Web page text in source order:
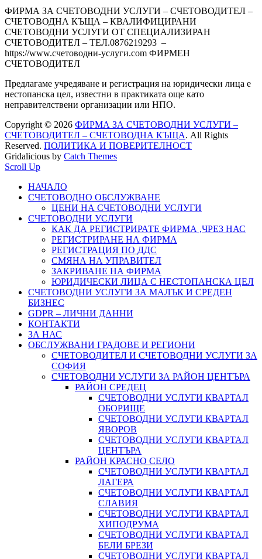
ФИРМА ЗА СЧЕТОВОДНИ УСЛУГИ – СЧЕТОВОДИТЕЛ –
СЧЕТОВОДНА КЪЩА – КВАЛИФИЦИРАНИ
СЧЕТОВОДНИ УСЛУГИ ОТ СПЕЦИАЛИЗИРАН
СЧЕТОВОДИТЕЛ – ТЕЛ.0876219293 –
https://www.счетоводни-услуги.com ФИРМЕН
СЧЕТОВОДИТЕЛ
Предлагаме учредяване и регистрация на юридически лица е
нестопанска цел, известни в практиката още като
неправителствени организации или НПО.
Copyright © 2026 ФИРМА ЗА СЧЕТОВОДНИ УСЛУГИ –
СЧЕТОВОДИТЕЛ – СЧЕТОВОДНА КЪЩА. All Rights
Reserved. ПОЛИТИКА И ПОВЕРИТЕЛНОСТ
Gridalicious by Catch Themes
Scroll Up
НАЧАЛО
СЧЕТОВОДНО ОБСЛУЖВАНЕ
ЦЕНИ НА СЧЕТОВОДНИ УСЛУГИ
СЧЕТОВОДНИ УСЛУГИ
КАК ДА РЕГИСТРИРАТЕ ФИРМА ,ЧРЕЗ НАС
РЕГИСТРИРАНЕ НА ФИРМА
РЕГИСТРАЦИЯ ПО ДДС
СМЯНА НА УПРАВИТЕЛ
ЗАКРИВАНЕ НА ФИРМА
ЮРИДИЧЕСКИ ЛИЦА С НЕСТОПАНСКА ЦЕЛ
СЧЕТОВОДНИ УСЛУГИ ЗА МАЛЪК И СРЕДЕН
БИЗНЕС
GDPR – ЛИЧНИ ДАННИ
КОНТАКТИ
ЗА НАС
ОБСЛУЖВАНИ ГРАДОВЕ И РЕГИОНИ
СЧЕТОВОДИТЕЛ И СЧЕТОВОДНИ УСЛУГИ ЗА
СОФИЯ
СЧЕТОВОДНИ УСЛУГИ ЗА РАЙОН ЦЕНТЪРА
РАЙОН СРЕДЕЦ
СЧЕТОВОДНИ УСЛУГИ КВАРТАЛ
ОБОРИЩЕ
СЧЕТОВОДНИ УСЛУГИ КВАРТАЛ
ЯВОРОВ
СЧЕТОВОДНИ УСЛУГИ КВАРТАЛ
ЦЕНТЪРА
РАЙОН КРАСНО СЕЛО
СЧЕТОВОДНИ УСЛУГИ КВАРТАЛ
ЛАГЕРА
СЧЕТОВОДНИ УСЛУГИ КВАРТАЛ
СЛАВИЯ
СЧЕТОВОДНИ УСЛУГИ КВАРТАЛ
ХИПОДРУМА
СЧЕТОВОДНИ УСЛУГИ КВАРТАЛ
БЕЛИ БРЕЗИ
СЧЕТОВОДНИ УСЛУГИ КВАРТАЛ